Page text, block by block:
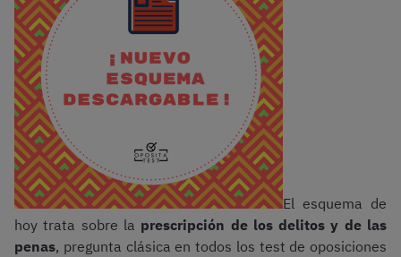
El esquema de
hoy trata sobre la prescripción de los delitos y de las
penas, pregunta clásica en todos los test de oposiciones